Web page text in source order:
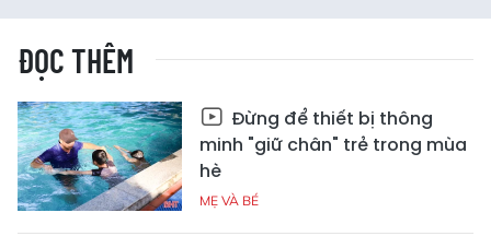
ĐỌC THÊM
Đừng để thiết bị thông
minh "giữ chân" trẻ trong mùa
hè
MẸ VÀ BÉ